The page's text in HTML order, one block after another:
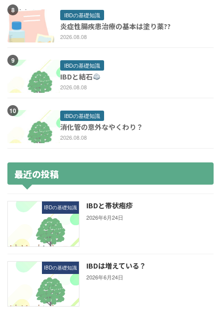
IBDの基礎知識
炎症性腸疾患治療の基本は塗り薬??
2026.08.08
IBDの基礎知識
IBDと結石
2026.08.08
IBDの基礎知識
消化管の意外なやくわり？
2026.08.08
最近の投稿
IBDの基礎知識 IBDと帯状疱疹
2026年6月24日
IBDの基礎知識 IBDは増えている？
2026年6月24日